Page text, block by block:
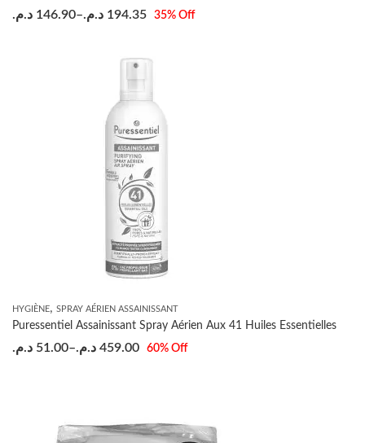
146.90 د.م. – 194.35 د.م. 35% Off
HYGIÈNE, SPRAY AÉRIEN ASSAINISSANT
Puressentiel Assainissant Spray Aérien Aux 41 Huiles Essentielles
51.00 د.م. – 459.00 د.م. 60% Off